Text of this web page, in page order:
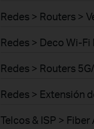
Redes > Routers >
Redes > Deco Wi-
Redes > Routers
Redes > Extensión
Telcos & ISP >